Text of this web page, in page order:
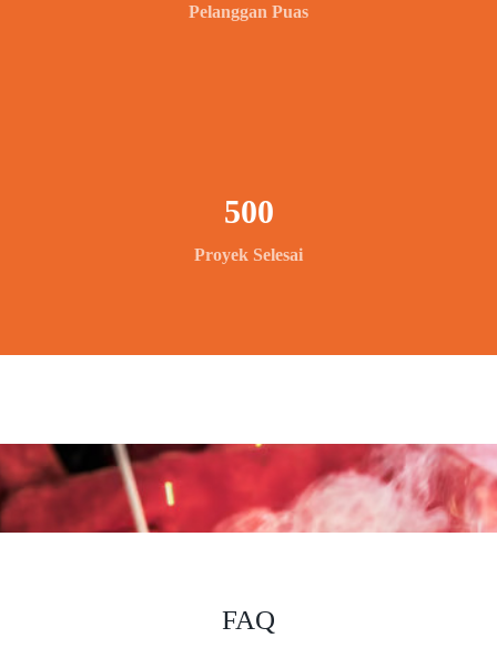
Pelanggan Puas
Proyek Selesai
500
FAQ